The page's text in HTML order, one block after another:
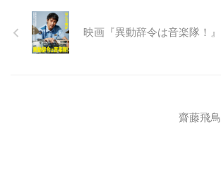
映画『異動辞令は音楽隊！
齋藤飛鳥